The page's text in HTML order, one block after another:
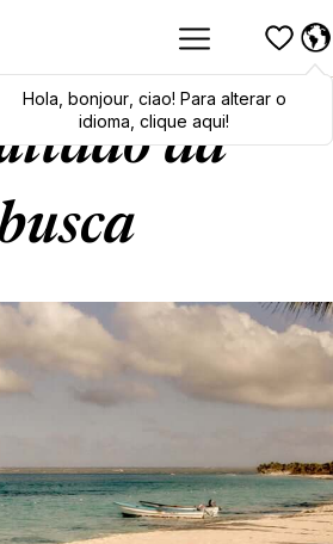
Hola,bonjour,ciao! To switch
languages, click here!
Hola bonjour, ciao! Para alterar o
idioma, clique aqui!
da